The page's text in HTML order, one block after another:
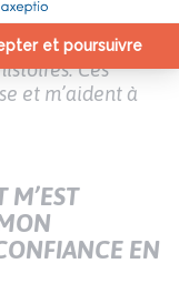
des soins, un
des gens
Ces
et m’aident à
M’EST
EN